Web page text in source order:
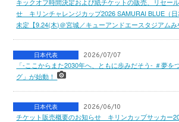
せ キリンチャレンジカップ2026 SAMURAI BLUE（
未定【9.24(木)＠宮城／キューアンドエースタジアム
日本代表 2026/07/07
「-ここからまた2030年へ、ともに歩みだそう- ＃夢を
グ」が始動！
日本代表 2026/06/10
チケット販売概要のお知らせ キリンカップサッカー